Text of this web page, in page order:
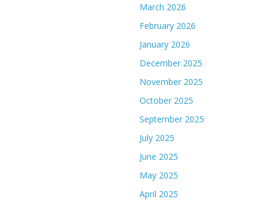
March 2026
February 2026
January 2026
December 2025
November 2025
October 2025
September 2025
July 2025
June 2025
May 2025
April 2025